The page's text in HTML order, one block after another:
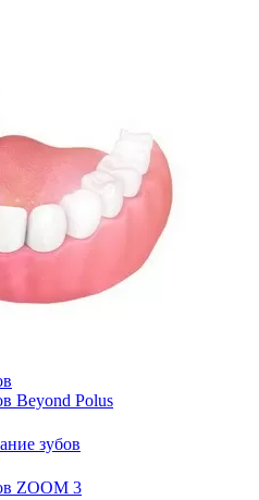
Beyond Polus
зубов
ZOOM 3